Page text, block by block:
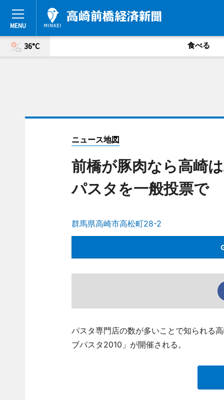
36°C 食べる
ニュース地図
前橋が豚肉なら高崎
パスタを一般投票で
群馬県高崎市高松町28-2
パスタ専門店の数が多いことで知られる
ブパスタ2010」が開催される。